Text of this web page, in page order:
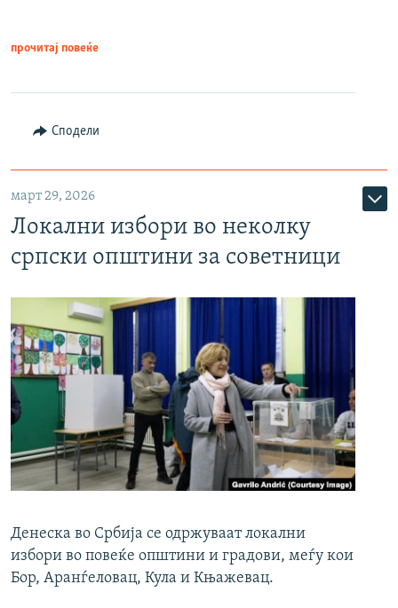
прочитај повеќе
Сподели
март 29, 2026
Локални избори во неколку
српски општини за советници
Денеска во Србија се одржуваат локални
избори во повеќе општини и градови, меѓу кои
Бор, Аранѓеловац, Кула и Књажевац.